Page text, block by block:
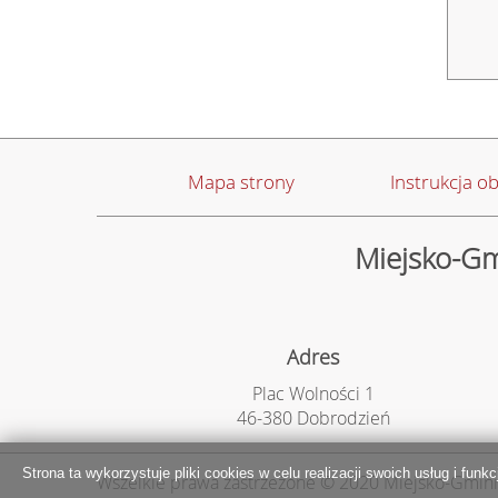
Mapa strony Instrukcja
Miejsko-
Adres
Plac Wolności 1
46-380 Dobrodzień
Wszelkie prawa zastrzeżone © 2020 Miejsko-
Strona ta wykorzystuje pliki cookies w celu realizacji swoich usług i